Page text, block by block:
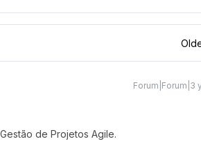
Forum|Forum|3
de Projetos Agile.